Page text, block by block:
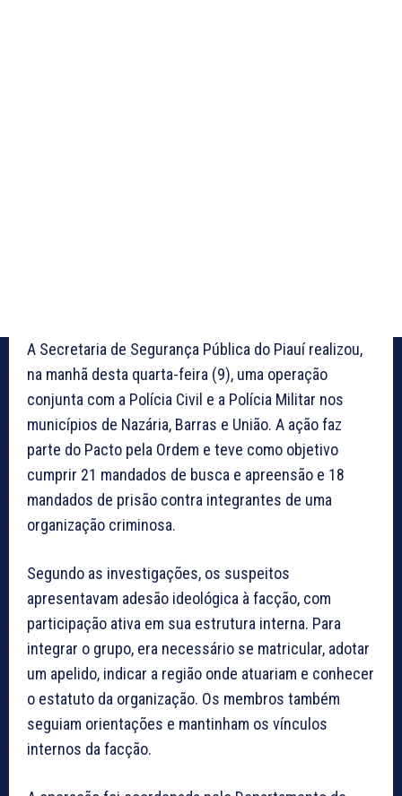
A Secretaria de Segurança Pública do Piauí realizou,
na manhã desta quarta-feira (9), uma operação
conjunta com a Polícia Civil e a Polícia Militar nos
municípios de Nazária, Barras e União. A ação faz
parte do Pacto pela Ordem e teve como objetivo
cumprir 21 mandados de busca e apreensão e 18
mandados de prisão contra integrantes de uma
organização criminosa.
Segundo as investigações, os suspeitos
apresentavam adesão ideológica à facção, com
participação ativa em sua estrutura interna. Para
integrar o grupo, era necessário se matricular, adotar
um apelido, indicar a região onde atuariam e conhecer
o estatuto da organização. Os membros também
seguiam orientações e mantinham os vínculos
internos da facção.